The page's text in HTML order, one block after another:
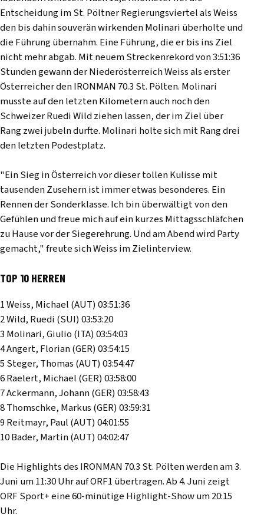
Entscheidung im St. Pöltner Regierungsviertel als Weiss
den bis dahin souverän wirkenden Molinari überholte und
die Führung übernahm. Eine Führung, die er bis ins Ziel
nicht mehr abgab. Mit neuem Streckenrekord von 3:51:36
Stunden gewann der Niederösterreich Weiss als erster
Österreicher den IRONMAN 70.3 St. Pölten. Molinari
musste auf den letzten Kilometern auch noch den
Schweizer Ruedi Wild ziehen lassen, der im Ziel über
Rang zwei jubeln durfte. Molinari holte sich mit Rang drei
den letzten Podestplatz.
"Ein Sieg in Österreich vor dieser tollen Kulisse mit
tausenden Zusehern ist immer etwas besonderes. Ein
Rennen der Sonderklasse. Ich bin überwältigt von den
Gefühlen und freue mich auf ein kurzes Mittagsschläfchen
zu Hause vor der Siegerehrung. Und am Abend wird Party
gemacht," freute sich Weiss im Zielinterview.
TOP 10 HERREN
1 Weiss, Michael (AUT) 03:51:36
2 Wild, Ruedi (SUI) 03:53:20
3 Molinari, Giulio (ITA) 03:54:03
4 Angert, Florian (GER) 03:54:15
5 Steger, Thomas (AUT) 03:54:47
6 Raelert, Michael (GER) 03:58:00
7 Ackermann, Johann (GER) 03:58:43
8 Thomschke, Markus (GER) 03:59:31
9 Reitmayr, Paul (AUT) 04:01:55
10 Bader, Martin (AUT) 04:02:47
Die Highlights des IRONMAN 70.3 St. Pölten werden am 3.
Juni um 11:30 Uhr auf ORF1 übertragen. Ab 4. Juni zeigt
ORF Sport+ eine 60-minütige Highlight-Show um 20:15
Uhr.